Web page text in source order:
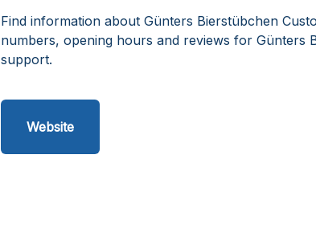
Find information about Günters Bierstübchen
numbers, opening hours and reviews for Günters
support.
Website